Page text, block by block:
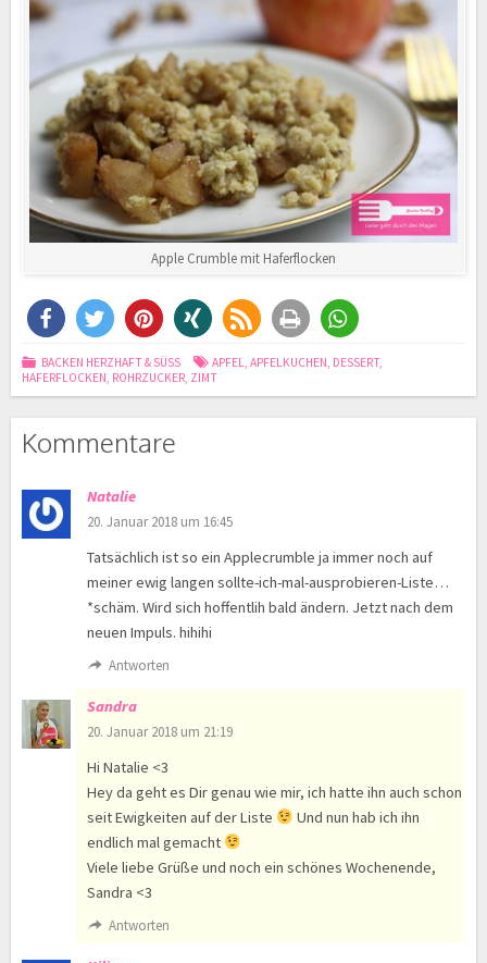
Apple Crumble mit Haferflocken
BACKEN HERZHAFT & SÜSS APFEL,APFELKUCHEN, DESSERT,
HAFERFLOCKEN, ROHRZUCKER, ZIMT
Kommentare
Natalie
20. Januar 2018 um 16:45
Tatsächlich ist so ein Applecrumble ja immer noch auf
meiner ewig langen sollte-ich-mal-ausprobieren-Liste…
*schäm. Wird sich hoffentlih bald ändern. Jetzt nach dem
neuen Impuls. hihihi
Antworten
Sandra
20. Januar 2018 um 21:19
Hi Natalie <3
Hey da geht es Dir genau wie mir, ich hatte ihn auch schon
seit Ewigkeiten auf der Liste
Und nun hab ich ihn
endlich mal gemacht
Viele liebe Grüße und noch ein schönes Wochenende,
Sandra <3
Antworten